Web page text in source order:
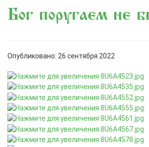
Бог поругаем не
Опубликовано: 26 сентября 2022